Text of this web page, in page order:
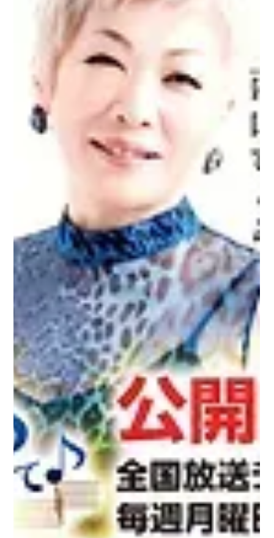
まり絵 矢納
2024年4月3日
Blue Rose LIVE IN 茨城